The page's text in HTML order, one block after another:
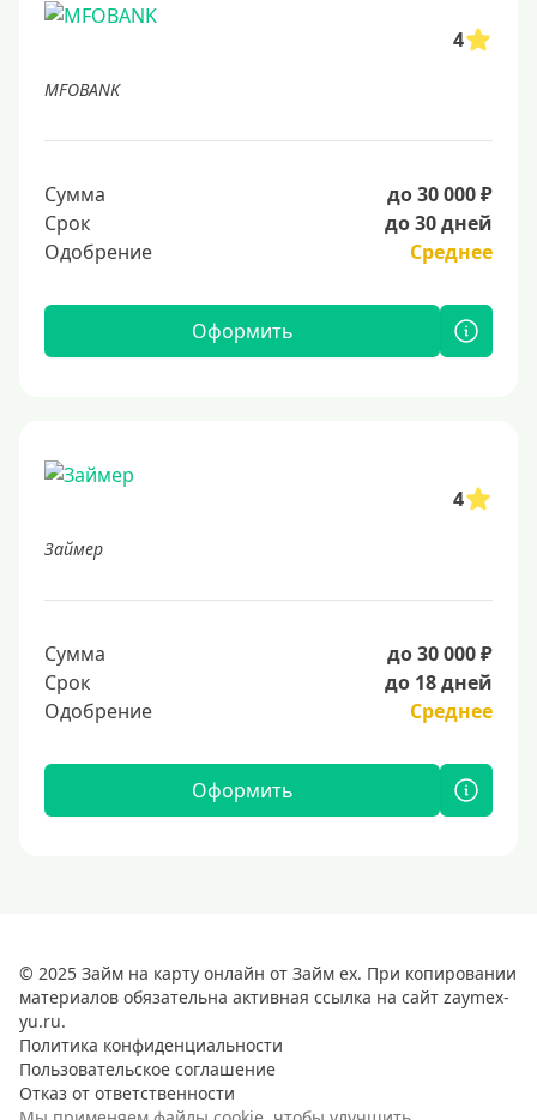
4
MFOBANK
Сумма
до 30 000 ₽
Срок
до 30 дней
Одобрение
Среднее
Оформить
4
Займер
Сумма
до 30 000 ₽
Срок
до 18 дней
Одобрение
Среднее
Оформить
© 2025 Займ на карту онлайн от Займ ex. При копировании
материалов обязательна активная ссылка на сайт zaymex-
yu.ru.
Политика конфиденциальности
Пользовательское соглашение
Отказ от ответственности